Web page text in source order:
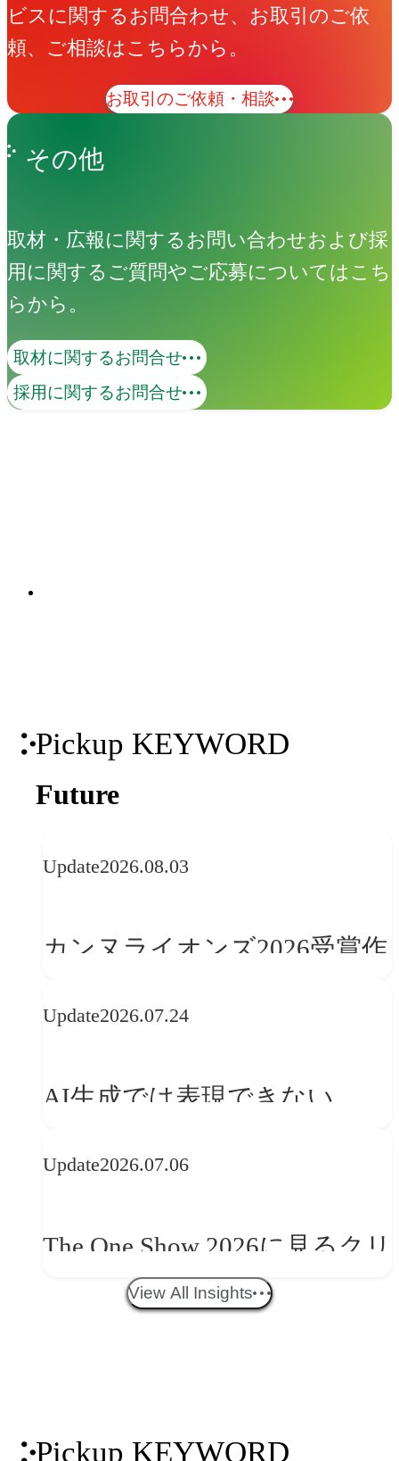
ビスに関するお問合わせ、お取引のご依
頼、ご相談はこちらから。
お取引のご依頼・相談
その他
取材・広報に関するお問い合わせおよび採
用に関するご質問やご応募についてはこち
らから。
取材に関するお問合せ
採用に関するお問合せ
ブランディング
Pickup KEYWORD
Future
Update2026.08.03
カンヌライオンズ2026受賞作
──「優れたブランド体験」
か
Update2026.07.24
AI生成では表現できない
望
Update2026.07.06
The One Show 2026に見るクリ
エイティブトレンド──社会
View All Insights
Pickup KEYWORD